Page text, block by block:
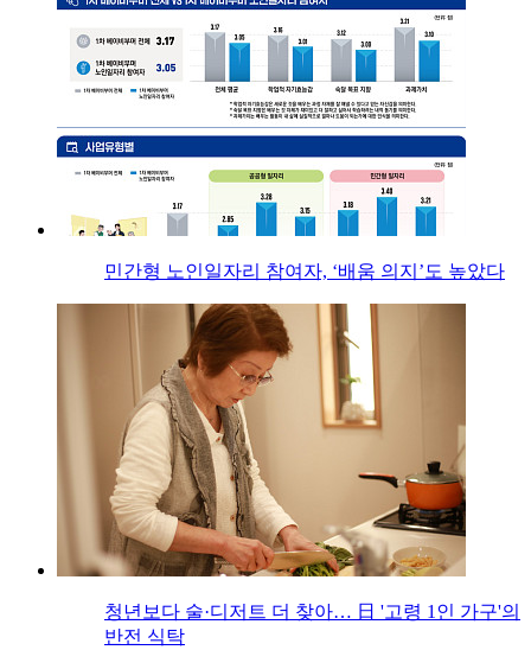
민간형 노인일자리 참여자, ‘배움 의지’도 높았다
청년보다 술·디저트 더 찾아… 日 '고령 1인 가구'의
반전 식탁